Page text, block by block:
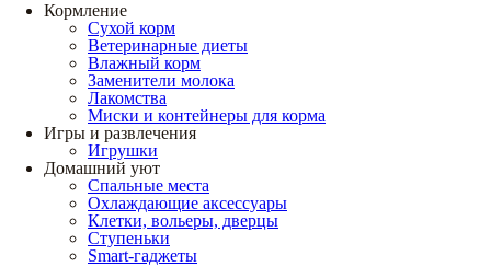
Кормление
Сухой корм
Ветеринарные диеты
Влажный корм
Заменители молока
Лакомства
Миски и контейнеры для корма
Игры и развлечения
Игрушки
Домашний уют
Спальные места
Охлаждающие аксессуары
Клетки, вольеры, дверцы
Ступеньки
Smart-гаджеты